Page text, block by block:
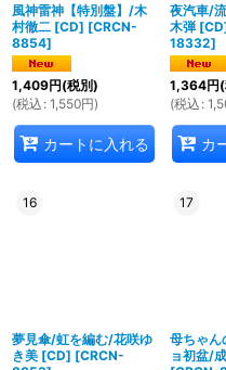
風神雷神【特別盤】/木
村徹二 [CD] [CRCN-
8854]
1,409円(税別)
(税込 : 1,550円)
カートに入れる
夜汽車/
木弾
18332]
1,364円
(税込 :
カ
16
夢見傘/虹を編む/花咲ゆ
き美 [CD] [CRCN-
17
母ちゃん
ョ初盆/